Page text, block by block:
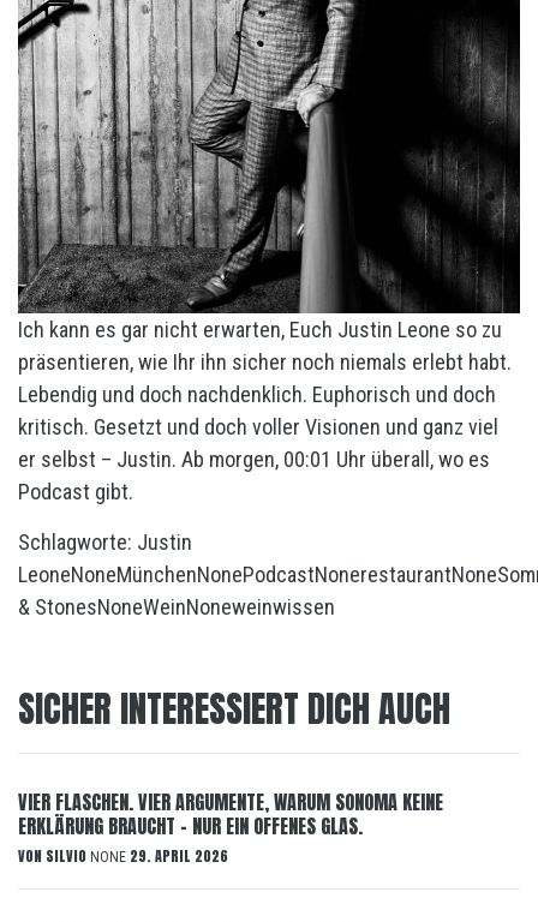
Ich kann es gar nicht erwarten, Euch Justin Leone so zu
präsentieren, wie Ihr ihn sicher noch niemals erlebt habt.
Lebendig und doch nachdenklich. Euphorisch und doch
kritisch. Gesetzt und doch voller Visionen und ganz viel
er selbst – Justin. Ab morgen, 00:01 Uhr überall, wo es
Podcast gibt.
Schlagworte: Justin
LeoneNoneMünchenNonePodcastNonerestaurantNone
& StonesNoneWeinNoneweinwissen
SICHER INTERESSIERT DICH AUCH
VIER FLASCHEN. VIER ARGUMENTE, WARUM SONOMA KEINE
ERKLÄRUNG BRAUCHT – NUR EIN OFFENES GLAS.
VON SILVIO NONE 29. APRIL 2026